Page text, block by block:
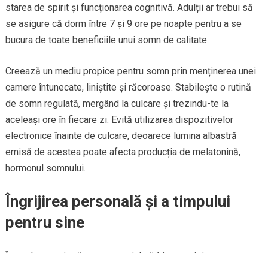
starea de spirit și funcționarea cognitivă. Adulții ar trebui să
se asigure că dorm între 7 și 9 ore pe noapte pentru a se
bucura de toate beneficiile unui somn de calitate.
Creează un mediu propice pentru somn prin menținerea unei
camere întunecate, liniștite și răcoroase. Stabilește o rutină
de somn regulată, mergând la culcare și trezindu-te la
aceleași ore în fiecare zi. Evită utilizarea dispozitivelor
electronice înainte de culcare, deoarece lumina albastră
emisă de acestea poate afecta producția de melatonină,
hormonul somnului.
Îngrijirea personală și a timpului
pentru sine